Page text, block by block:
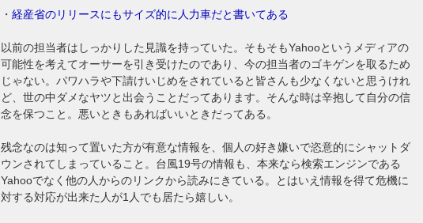
・ 経産省のリリースにもサイズ的に人力車だと書いてある
以前の担当者はしっかりした見識を持っていた。そもそもYahooというメディアの
可能性を考えてオーサーを引き受けたのであり、今の担当者のゴキゲンを取るため
じゃない。パワハラや下請けいじめをされていると皆さんも少なくないと思うけれ
ど、世の中ダメなヤツと出会うことだってあります。そんな時は辛抱して自分の信
念を保つこと。悪いときもあればいいときだってある。
残念なのは知って置いた方が有意な情報を、個人の好き嫌いで恣意的にシャットダ
ウンされてしまっていること。台風19号の情報も、本来なら検索エンジンである
Yahooでなく他の人からのリンクから読みにきている。とはいえ情報を得て危機に
対する対応が出来た人が1人でも居たら嬉しい。